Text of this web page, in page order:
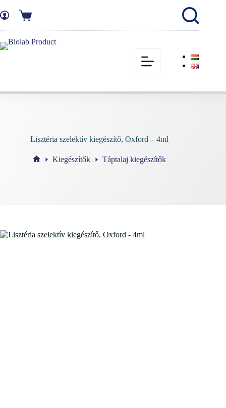
Lisztéria szelektív kiegészítő, Oxford – 4ml
Kiegészítők Táptalaj kiegészítők